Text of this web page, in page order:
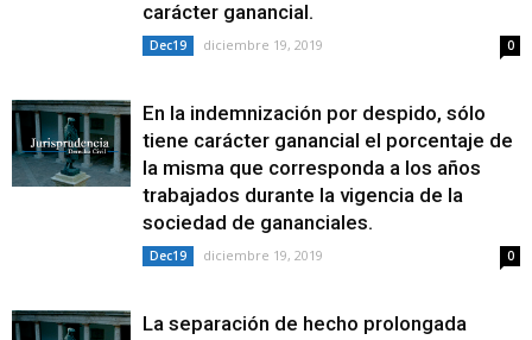
carácter ganancial.
Dec19 diciembre 19, 2019 0
En la indemnización por despido, sólo
tiene carácter ganancial el porcentaje de
la misma que corresponda a los años
trabajados durante la vigencia de la
sociedad de gananciales.
Dec19 diciembre 19, 2019 0
La separación de hecho prolongada